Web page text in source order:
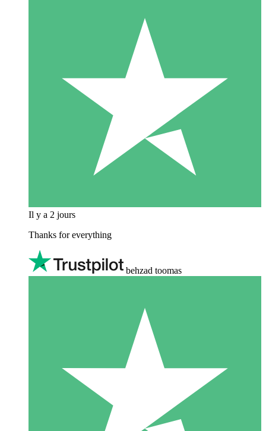
Il y a 2 jours
Thanks for everything
behzad toomas